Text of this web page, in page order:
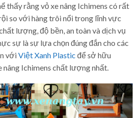
thấy rằng vỏ xe nâng Ichimens có rất
so với hàng trôi nổi trong lĩnh vực
lượng, độ bền, an toàn và dịch vụ
sự là sự lựa chọn đúng đắn cho các
vớiViệt Xanh Plastic để sở hữu
nâng Ichimens chất lượng nhất.